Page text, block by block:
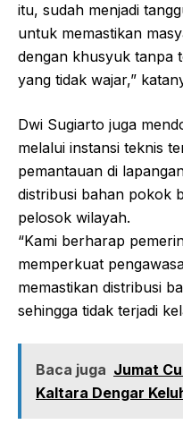
itu, sudah menjadi
untuk memastikan
dengan khusyuk tanpa
yang tidak wajar,”
Dwi Sugiarto juga
melalui instansi teknis
pemantauan di
distribusi bahan pokok
pelosok wilayah.
“Kami berharap
memperkuat
memastikan distribusi
sehingga tidak terjadi
Baca juga Jumat
Kaltara Dengar